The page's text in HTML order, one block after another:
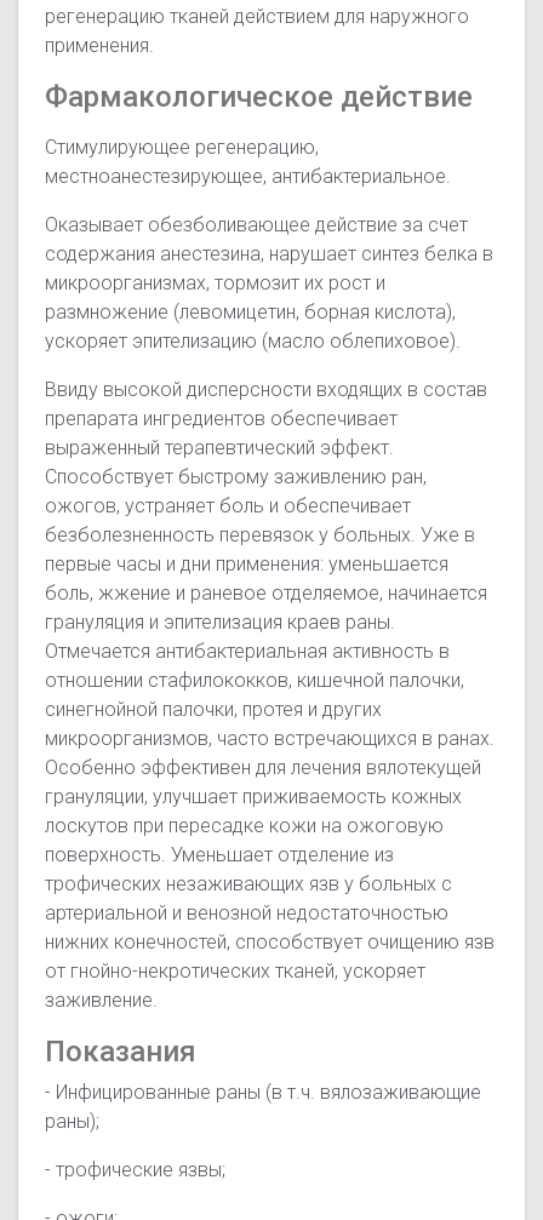
регенерацию тканей действием для наружного
применения.
Фармакологическое действие
Стимулирующее регенерацию,
местноанестезирующее, антибактериальное.
Оказывает обезболивающее действие за счет
содержания анестезина, нарушает синтез белка в
микроорганизмах, тормозит их рост и
размножение (левомицетин, борная кислота),
ускоряет эпителизацию (масло облепиховое).
Ввиду высокой дисперсности входящих в состав
препарата ингредиентов обеспечивает
выраженный терапевтический эффект.
Способствует быстрому заживлению ран,
ожогов, устраняет боль и обеспечивает
безболезненность перевязок у больных. Уже в
первые часы и дни применения: уменьшается
боль, жжение и раневое отделяемое, начинается
грануляция и эпителизация краев раны.
Отмечается антибактериальная активность в
отношении стафилококков, кишечной палочки,
синегнойной палочки, протея и других
микроорганизмов, часто встречающихся в ранах.
Особенно эффективен для лечения вялотекущей
грануляции, улучшает приживаемость кожных
лоскутов при пересадке кожи на ожоговую
поверхность. Уменьшает отделение из
трофических незаживающих язв у больных с
артериальной и венозной недостаточностью
нижних конечностей, способствует очищению язв
от гнойно-некротических тканей, ускоряет
заживление.
Показания
- Инфицированные раны (в т.ч. вялозаживающие
раны);
- трофические язвы;